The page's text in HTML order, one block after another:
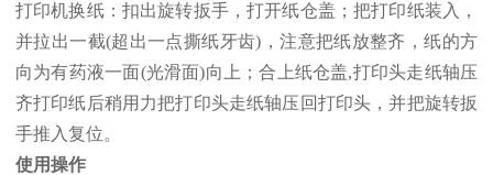
打印机换纸：扣出旋转扳手，打开纸仓盖；把打印纸装入，
并拉出一截(超出一点撕纸牙齿)，注意把纸放整齐，纸的方
向为有药液一面(光滑面)向上；合上纸仓盖,打印头走纸轴压
齐打印纸后稍用力把打印头走纸轴压回打印头，并把旋转扳
手推入复位。
使用操作